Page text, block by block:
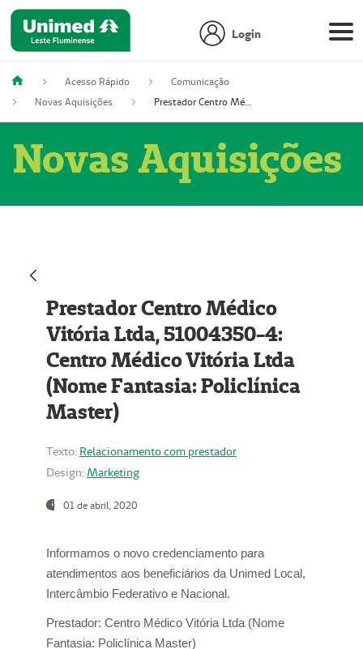
Login
Acesso Rápido
Comunicação
Novas Aquisições
Prestador Centro Médico Vitória Ltda, 51004350-4: Centro Médico Vitória Ltda (Nome Fantasia: Policlínica Master)
Novas Aquisições
Prestador Centro Médico
Vitória Ltda, 51004350-4:
Centro Médico Vitória Ltda
(Nome Fantasia: Policlínica
Master)
Texto: Relacionamento com prestador
Design: Marketing
01 de abril, 2020
Informamos o novo credenciamento para
atendimentos aos beneficiários da Unimed Local,
Intercâmbio Federativo e Nacional.
Prestador: Centro Médico Vitória Ltda (Nome
Fantasia: Policlínica Master)